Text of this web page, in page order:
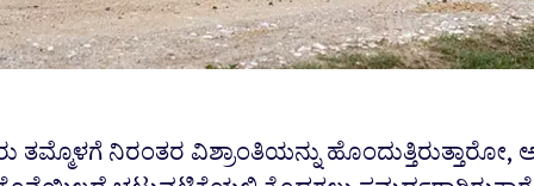
ತಮ್ಮೊಳಗೆ ನಿರಂತರ ವಿಶ್ರಾಂತಿಯನ್ನು ಹೊಂದುತ್ತಿರುತ್ತಾರೋ,